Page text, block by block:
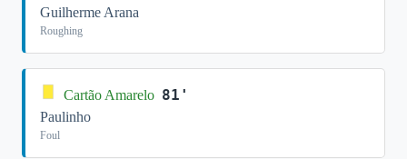
Guilherme Arana
Roughing
Cartão Amarelo 81'
Paulinho
Foul